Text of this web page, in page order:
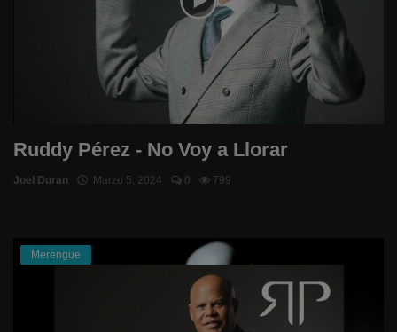
Ruddy Pérez - No Voy a Llorar
Joel Duran Marzo 5, 2024 0 799
Merengue